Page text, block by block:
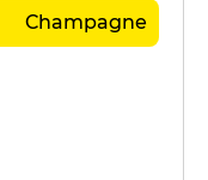
Champagne